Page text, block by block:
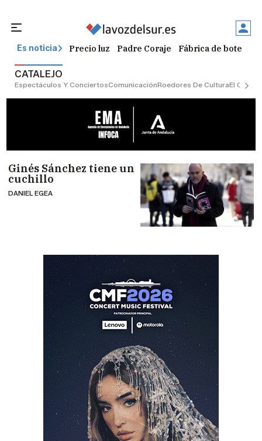
Es noticia Precio luz Padre Coraje Fábrica de botellas
CATALEJO
Espectáculos Y ConciertosComunicaciónRoedores De CulturaEl Censo
Ginés Sánchez tiene un
cuchillo
DANIEL EGEA